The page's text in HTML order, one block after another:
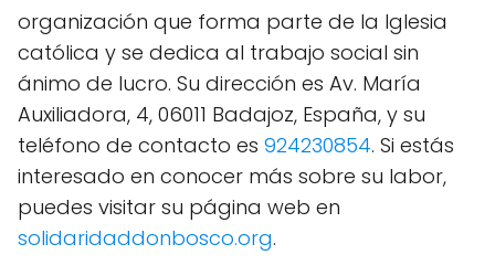
organización que forma parte de la Iglesia
católica y se dedica al trabajo social sin
ánimo de lucro. Su dirección es Av. María
Auxiliadora, 4, 06011 Badajoz, España, y su
teléfono de contacto es 924230854. Si estás
interesado en conocer más sobre su labor,
puedes visitar su página web en
solidaridaddonbosco.org.